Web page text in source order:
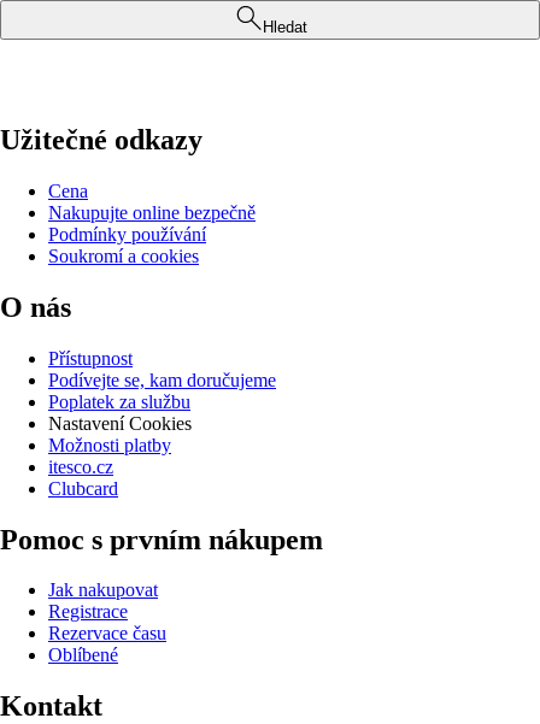
Hledat
Užitečné odkazy
Cena
Nakupujte online bezpečně
Podmínky používání
Soukromí a cookies
O nás
Přístupnost
Podívejte se, kam doručujeme
Poplatek za službu
Nastavení Cookies
Možnosti platby
itesco.cz
Clubcard
Pomoc s prvním nákupem
Jak nakupovat
Registrace
Rezervace času
Oblíbené
Kontakt